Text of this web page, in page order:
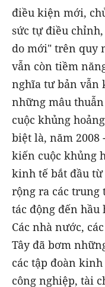
điều kiện mới,
sức tự điều
do mới" trên quy
vẫn còn tiềm
nghĩa tư bản vẫn
những mâu thuẫn
cuộc khủng
biệt là, năm 2008
kiến cuộc khủng
kinh tế bắt đầu
rộng ra các trung
tác động đến
Các nhà nước,
Tây đã bơm
các tập đoàn
công nghiệp, tài